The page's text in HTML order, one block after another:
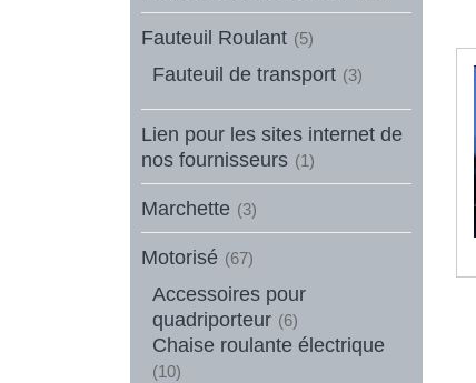
Fauteuil Roulant (5)
Fauteuil de transport (3)
Lien pour les sites internet de
nos fournisseurs (1)
Marchette (3)
Motorisé (67)
Accessoires pour
quadriporteur (6)
Chaise roulante électrique
(10)